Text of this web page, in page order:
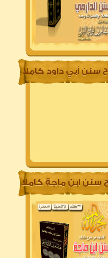
سنن أبي داود كاملا
سنن ابن ماجة كاملا